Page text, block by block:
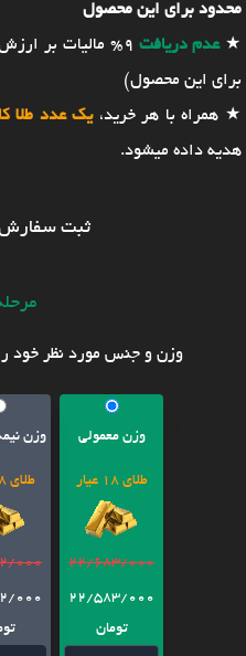
محدود برای این محصول
★عدم دریافت 9% مالیات بر ارزش افزوده (به مبلغ
برای این محصول)
★ همراه با هر خرید،یک عدد طلا کارت
هدیه داده میشود.
ثبت
وزن و جنس مورد نظر خود
وزن معمولی
طلای 18 عیار
22/683/000
22/583/000
تومان
وزن
طلای 18 عیار
000
000